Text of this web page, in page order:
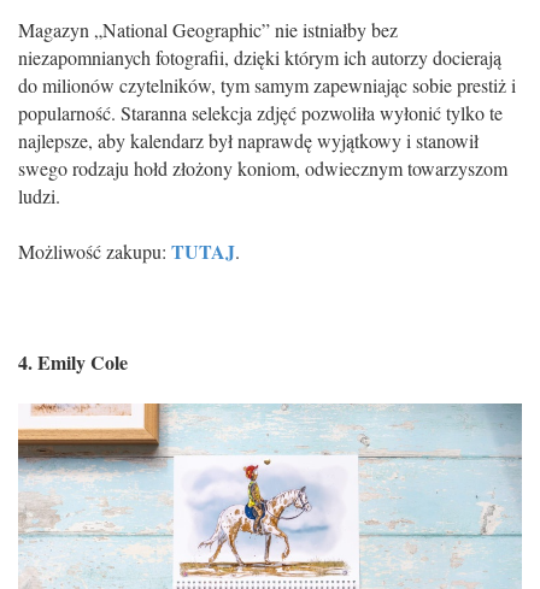
Magazyn „National Geographic” nie istniałby bez
niezapomnianych fotografii, dzięki którym ich autorzy docierają
do milionów czytelników, tym samym zapewniając sobie prestiż i
popularność. Staranna selekcja zdjęć pozwoliła wyłonić tylko te
najlepsze, aby kalendarz był naprawdę wyjątkowy i stanowił
swego rodzaju hołd złożony koniom, odwiecznym towarzyszom
ludzi.
Możliwość zakupu: TUTAJ.
4. Emily Cole